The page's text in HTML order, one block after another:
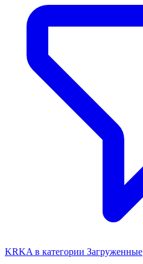
KRKA в категории Загруженные